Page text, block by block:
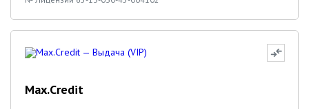
Max.Credit